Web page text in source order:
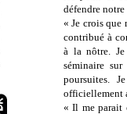
défendre
« Je crois que
contribué à
à la nôtre.
séminaire
poursuites.
officiellement
« Il me parait